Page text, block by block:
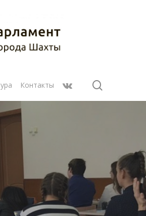
Контакты